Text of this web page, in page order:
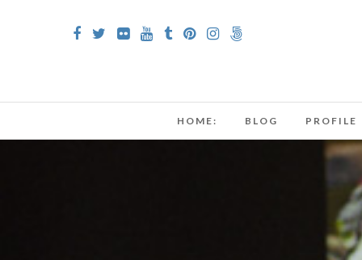
HOME: BLOG PROFILE